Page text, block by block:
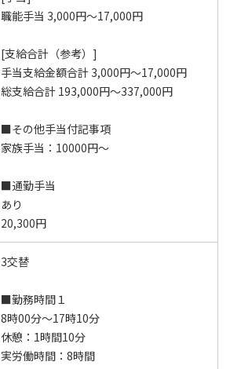
職能手当 3,000円～17,000円
[支給合計（参考）]
手当支給金額合計 3,000円～17,000円
総支給合計 193,000円～337,000円
■その他手当付記事項
家族手当：10000円～
■通勤手当
あり
20,300円
3交替
■勤務時間１
8時00分～17時10分
休憩：1時間10分
実労働時間：8時間